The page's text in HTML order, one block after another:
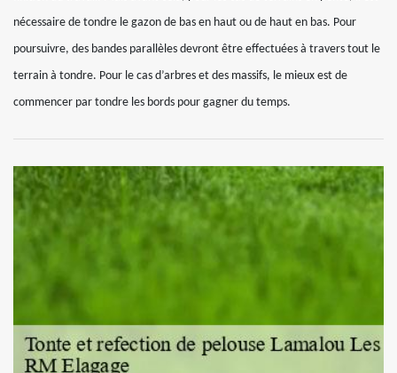
nécessaire de tondre le gazon de bas en haut ou de haut en bas. Pour
poursuivre, des bandes parallèles devront être effectuées à travers tout le
terrain à tondre. Pour le cas d’arbres et des massifs, le mieux est de
commencer par tondre les bords pour gagner du temps.